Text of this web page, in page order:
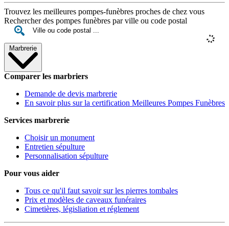
Trouvez les meilleures pompes-funèbres proches de chez vous
Rechercher des pompes funèbres par ville ou code postal
Marbrerie
Comparer les marbriers
Demande de devis marbrerie
En savoir plus sur la certification Meilleures Pompes Funèbres
Services marbrerie
Choisir un monument
Entretien sépulture
Personnalisation sépulture
Pour vous aider
Tous ce qu'il faut savoir sur les pierres tombales
Prix et modèles de caveaux funéraires
Cimetières, législiation et réglement